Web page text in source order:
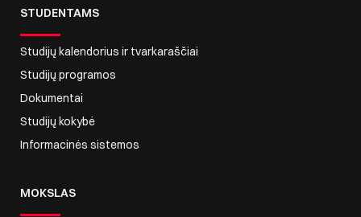
STUDENTAMS
Studijų kalendorius ir tvarkaraščiai
Studijų programos
Dokumentai
Studijų kokybė
Informacinės sistemos
MOKSLAS